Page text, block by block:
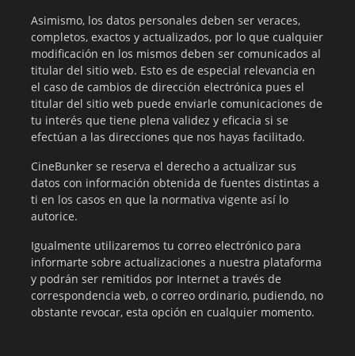
Asimismo, los datos personales deben ser veraces,
completos, exactos y actualizados, por lo que cualquier
modificación en los mismos deben ser comunicados al
titular del sitio web. Esto es de especial relevancia en
el caso de cambios de dirección electrónica pues el
titular del sitio web puede enviarle comunicaciones de
tu interés que tiene plena validez y eficacia si se
efectúan a las direcciones que nos hayas facilitado.
CineBunker se reserva el derecho a actualizar sus
datos con información obtenida de fuentes distintas a
ti en los casos en que la normativa vigente así lo
autorice.
Igualmente utilizaremos tu correo electrónico para
informarte sobre actualizaciones a nuestra plataforma
y podrán ser remitidos por Internet a través de
correspondencia web, o correo ordinario, pudiendo, no
obstante revocar, esta opción en cualquier momento.